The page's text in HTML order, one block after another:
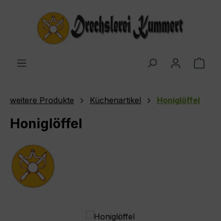
Zum Hauptinhalt springen
weitere Produkte Küchenartikel Honiglöffel
Honiglöffel
Bildergalerie überspringen